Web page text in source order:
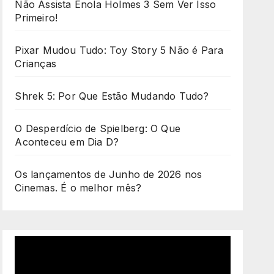
Não Assista Enola Holmes 3 Sem Ver Isso
Primeiro!
Pixar Mudou Tudo: Toy Story 5 Não é Para
Crianças
Shrek 5: Por Que Estão Mudando Tudo?
O Desperdício de Spielberg: O Que
Aconteceu em Dia D?
Os lançamentos de Junho de 2026 nos
Cinemas. É o melhor mês?